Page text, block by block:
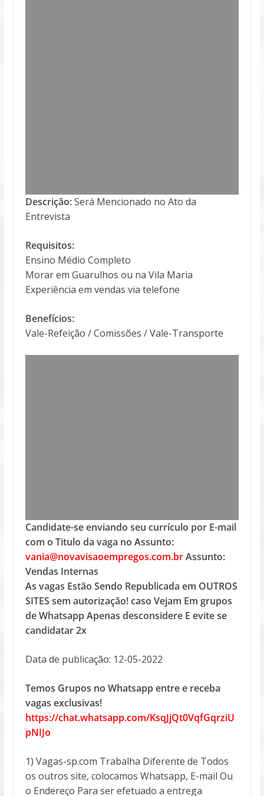
Descrição:Será Mencionado no Ato da
Entrevista
Requisitos:
Ensino Médio Completo
Morar em Guarulhos ou na Vila Maria
Experiência em vendas via telefone
Benefícios:
Vale-Refeição / Comissões / Vale-Transporte
Candidate-se enviando seu currículo por E-mail
com o Titulo da vaga no Assunto:
vania@novavisaoempregos.com.brAssunto:
Vendas Internas
As vagas Estão Sendo Republicada em OUTROS
SITES sem autorização! caso Vejam Em grupos
de Whatsapp Apenas desconsidere E evite se
candidatar 2x
Data de publicação: 12-05-2022
Temos Grupos no Whatsapp entre e receba
vagas exclusivas!
https://chat.whatsapp.com/KsqJjQt0VqfGqrziU
pNIJo
1) Vagas-sp.com Trabalha Diferente de Todos
os outros site, colocamos Whatsapp, E-mail Ou
o Endereço Para ser efetuado a entrega